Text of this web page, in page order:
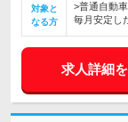
対象と
なる方
>普通自動
毎月安定し
求人詳細